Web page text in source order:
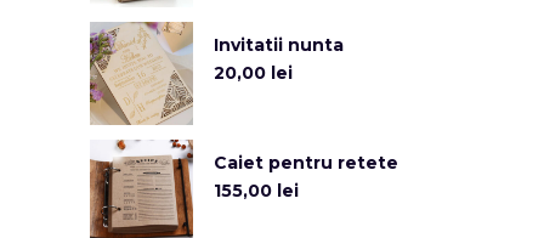
Invitatii nunta
20,00 lei
Caiet pentru retete
155,00 lei